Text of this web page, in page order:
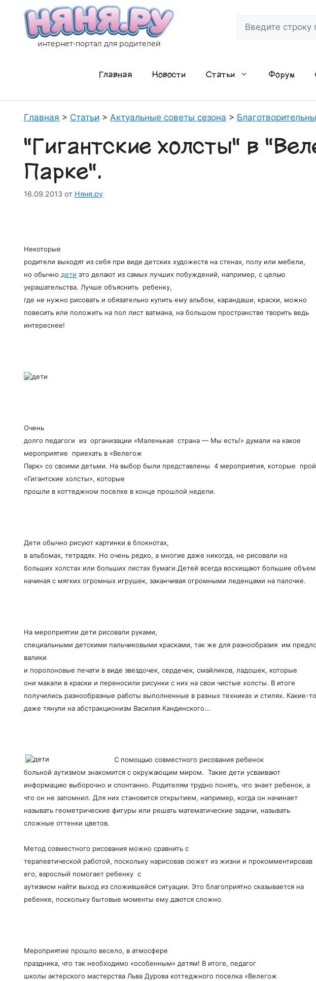
содержимому
интернет-портал для родителей
Главная Новости Статьи Форум
Главная > Статьи > Актуальные советы сезона >
"Гигантские холсты" в
Парке".
16.09.2013 от Няня.ру
Некоторые
родители выходят из себя при виде детских художеств на стенах, полу или мебели,
но обычно дети это делают из самых лучших побуждений, например, с целью
украшательства. Лучше объяснить ребенку,
где не нужно рисовать и обязательно купить ему альбом, карандаши, краски, можно
повесить или положить на пол лист ватмана, на большом пространстве творить ведь
интереснее!
Очень
долго педагоги из организации «Маленькая страна — Мы есть!» думали на какое
мероприятие приехать в «Велегож
Парк» со своими детьми. На выбор были представлены 4 мероприятия, которые
«Гигантские холсты», которые
прошли в коттеджном поселке в конце прошлой недели.
Дети обычно рисуют картинки в блокнотах,
в альбомах, тетрадях. Но очень редко, а многие даже никогда, не рисовали на
больших холстах или больших листах бумаги.Детей всегда восхищают большие
начиная с мягких огромных игрушек, заканчивая огромными леденцами на палочке.
На мероприятии дети рисовали руками,
специальными детскими пальчиковыми красками, так же для разнообразия им
валики
и поролоновые печати в виде звездочек, сердечек, смайликов, ладошек, которые
они макали в краски и переносили рисунки с них на свои чистые холсты. В итоге
получились разнообразные работы выполненные в разных техниках и стилях. Какие-то
даже тянули на абстракционизм Василия Кандинского…
С помощью совместного рисования ребенок
больной аутизмом знакомится с окружающим миром. Такие дети усваивают
информацию выборочно и спонтанно. Родителям трудно понять, что знает ребенок, а
что он не запомнил. Для них становится открытием, например, когда он начинает
называть геометрические фигуры или решать математические задачи, называть
сложные оттенки цветов.
Метод совместного рисования можно сравнить с
терапевтической работой, поскольку нарисовав сюжет из жизни и прокомментировав
его, взрослый помогает ребенку с
аутизмом найти выход из сложившейся ситуации. Это благоприятно сказывается на
ребенке, поскольку бытовые моменты ему даются сложно.
Мероприятие прошло весело, в атмосфере
праздника, что так необходимо «особенным» детям! В итоге, педагог
школы актерского мастерства Льва Дурова коттеджного поселка «Велегож